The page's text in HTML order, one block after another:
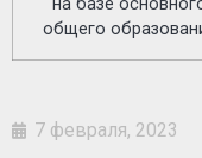
общего
7 февраля, 2023